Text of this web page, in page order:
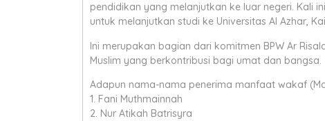
pendidikan yang melanjutkan ke luar negeri. Kali
untuk melanjutkan studi ke Universitas Al Azhar,
Ini merupakan bagian dari komitmen BPW Ar
Muslim yang berkontribusi bagi umat dan bangsa.
Adapun nama-nama penerima manfaat wakaf
1. Fani Muthmainnah
2. Nur Atikah Batrisyra